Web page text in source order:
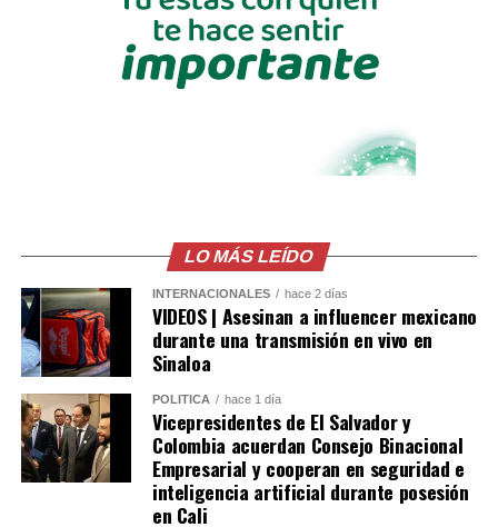
LO MÁS LEÍDO
INTERNACIONALES hace 2 días
VIDEOS | Asesinan a influencer mexicano
durante una transmisión en vivo en
Sinaloa
POLÍTICA hace 1 día
Vicepresidentes de El Salvador y
Colombia acuerdan Consejo Binacional
Empresarial y cooperan en seguridad e
inteligencia artificial durante posesión
en Cali